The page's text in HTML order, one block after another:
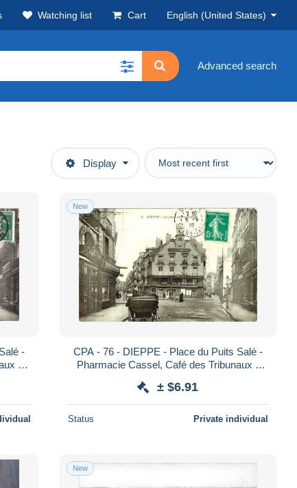
Watching list Cart English (United States)
Advanced search
Display
-
-
New
CPA - 76 - DIEPPE - Place du Puits Salé -
Pharmacie Cassel, Café des Tribunaux -
± $6.91
Status Private individual
New